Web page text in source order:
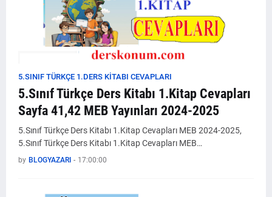
5.SINIF TÜRKÇE 1.DERS KİTABI CEVAPLARI
5.Sınıf Türkçe Ders Kitabı 1.Kitap Cevapları
Sayfa 41,42 MEB Yayınları 2024-2025
5.Sınıf Türkçe Ders Kitabı 1.Kitap Cevapları MEB 2024-2025,
5.Sınıf Türkçe Ders Kitabı 1.Kitap Cevapları MEB…
by BLOGYAZARI - 17:00:00